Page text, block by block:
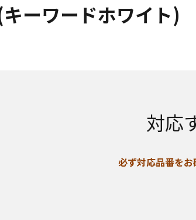
ーワードホワイト)
対応
必ず対応品番をお